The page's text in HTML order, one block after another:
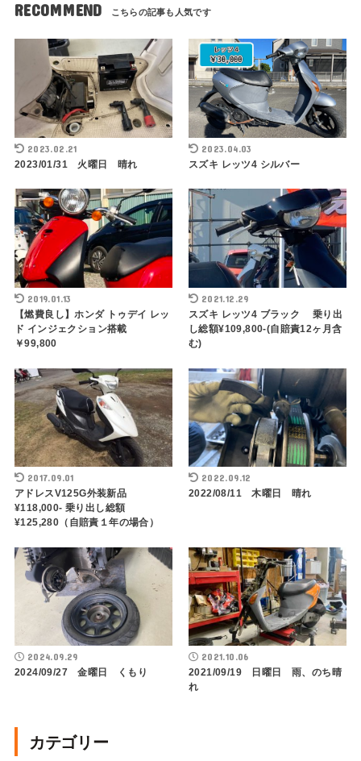
RECOMMEND
2023.02.21
2023/01/31 火曜日 晴れ
2023.04.03
スズキ レッツ4 シルバー
2019.01.13
【燃費良し】ホンダ トゥデイ レッ
ド インジェクション搭載
￥99,800
2021.12.29
スズキ レッツ4 ブラック 乗り出
し総額¥109,800-(自賠責12ヶ月含
む)
2017.09.01
アドレスV125G外装新品
¥118,000- 乗り出し総額
¥125,280（自賠責１年の場合）
2022.09.12
2022/08/11 木曜日 晴れ
2024.09.29
2024/09/27 金曜日 くもり
2021.10.06
2021/09/19 日曜日 雨、のち晴
れ
カテゴリー